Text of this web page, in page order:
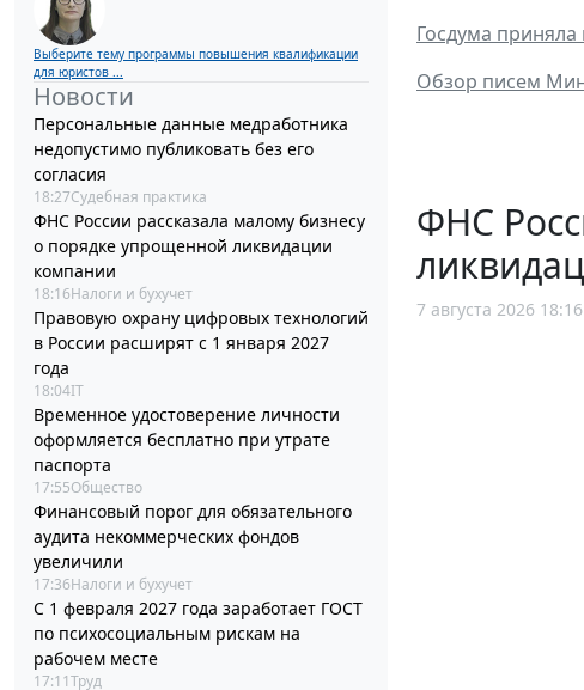
Выберите тему программы повышения квалификации
для юристов ...
Новости
Персональные данные медработника
недопустимо публиковать без его
согласия
18:27Судебная практика
ФНС России рассказала малому бизнесу
о порядке упрощенной ликвидации
компании
18:16Налоги и бухучет
Правовую охрану цифровых технологий
в России расширят с 1 января 2027
года
18:04IT
Временное удостоверение личности
оформляется бесплатно при утрате
паспорта
17:55Общество
Финансовый порог для обязательного
аудита некоммерческих фондов
увеличили
17:36Налоги и бухучет
С 1 февраля 2027 года заработает ГОСТ
по психосоциальным рискам на
рабочем месте
17:11Труд
Госдума
Обзор писем
ФНС
7 августа 2026 18:16